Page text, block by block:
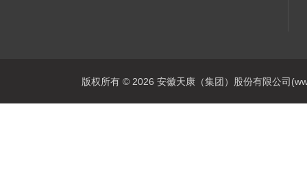
版权所有 © 2026 安徽天康（集团）股份有限公司